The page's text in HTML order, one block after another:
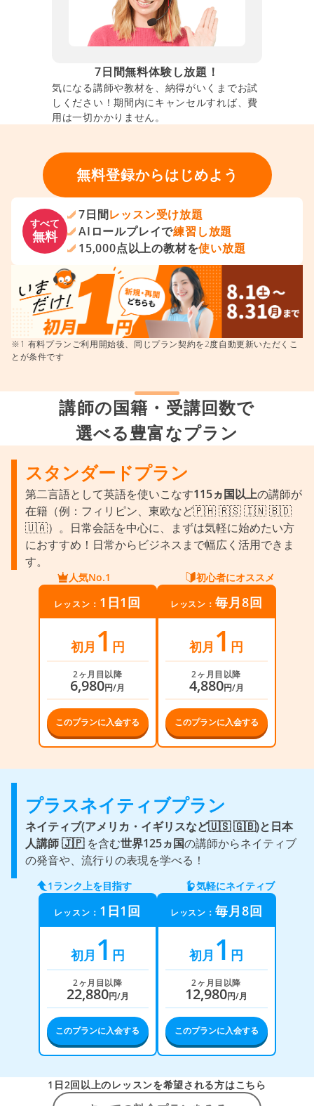
7日間無料体験し放題！
気になる講師や教材を、納得がいくまでお試
しください！期間内にキャンセルすれば、費
用は一切かかりません。
無料登録からはじめよう
すべて
無料
7日間レッスン受け放題
AIロールプレイで練習し放題
15,000点以上の教材を使い放題
※1 有料プランご利用開始後、同じプラン契約を2度自動更新いただくこ
とが条件です
講師の国籍・受講回数で
選べる豊富なプラン
スタンダードプラン
第二言語として英語を使いこなす115ヵ国以上の講師が
在籍（例：フィリピン、東欧など🇵🇭 🇷🇸 🇮🇳 🇧🇩
🇺🇦）。日常会話を中心に、まずは気軽に始めたい方
におすすめ！日常からビジネスまで幅広く活用できま
す。
人気No.1 初心者にオススメ
レッスン： 1日1回
初月 1 円
2ヶ月目以降
6,980円/月
このプランに入会する
レッスン：毎月8回
初月 1 円
2ヶ月目以降
4,880円/月
このプランに入会する
プラスネイティブプラン
ネイティブ(アメリカ・イギリスなど🇺🇸 🇬🇧)と日本
人講師 🇯🇵 を含む世界125ヵ国の講師からネイティブ
の発音や、流行りの表現を学べる！
1ランク上を目指す 気軽にネイティブ
レッスン： 1日1回
初月 1 円
2ヶ月目以降
22,880円/月
このプランに入会する
レッスン：毎月8回
初月 1 円
2ヶ月目以降
12,980円/月
このプランに入会する
1日2回以上のレッスンを希望される方はこちら